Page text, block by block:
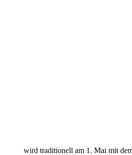
wird traditionell am 1. Mai mit